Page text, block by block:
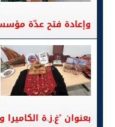
وإعادة فتح عدّة
بعنوان "غ.ز.ة الكاميرا